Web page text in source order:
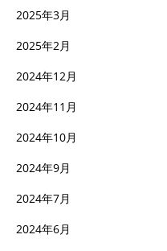
2025年3月
2025年2月
2024年12月
2024年11月
2024年10月
2024年9月
2024年7月
2024年6月